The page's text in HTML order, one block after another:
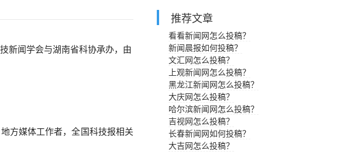
新闻学会与湖南省科协承办，由
方媒体工作者，全国科技报相关
推荐文章
看看新闻网怎么投稿？
新闻晨报如何投稿？
文汇网怎么投稿？
上观新闻网怎么投稿？
黑龙江新闻网怎么投稿？
大庆网怎么投稿？
哈尔滨新闻网怎么投稿？
吉视网怎么投稿？
长春新闻网如何投稿？
大吉网怎么投稿？